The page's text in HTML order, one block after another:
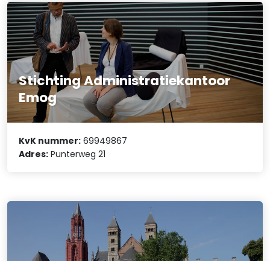
Stichting Administratiekantoor
Emog
KvK nummer: 69949867
Adres: Punterweg 21